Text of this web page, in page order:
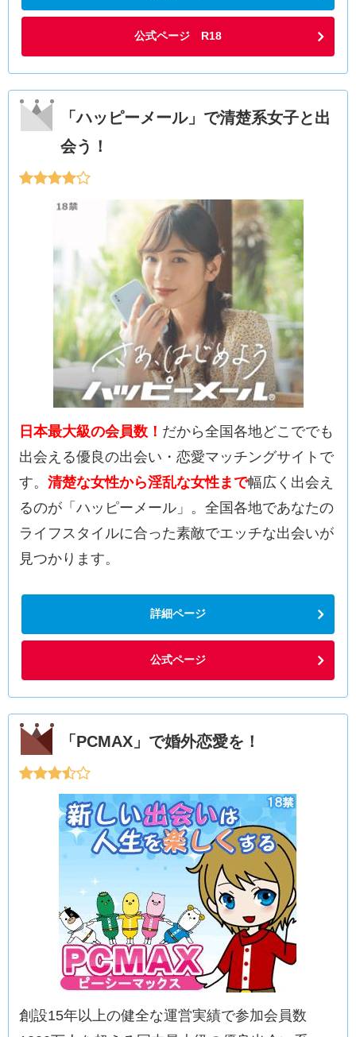
公式ページ R18
「ハッピーメール」で清楚系女子と出
会う！
日本最大級の会員数！ だから全国各地どこででも
出会える優良の出会い・恋愛マッチングサイトで
す。 清楚な女性から淫乱な女性まで幅広く出会え
るのが「ハッピーメール」。全国各地であなたの
ライフスタイルに合った素敵でエッチな出会いが
見つかります。
詳細ページ
公式ページ
「PCMAX」で婚外恋愛を！
創設15年以上の健全な運営実績で参加会員数